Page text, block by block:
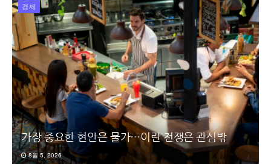
경제
가장 중요한 현안은 물가…이란 전쟁은 관심밖
8월 5, 2026